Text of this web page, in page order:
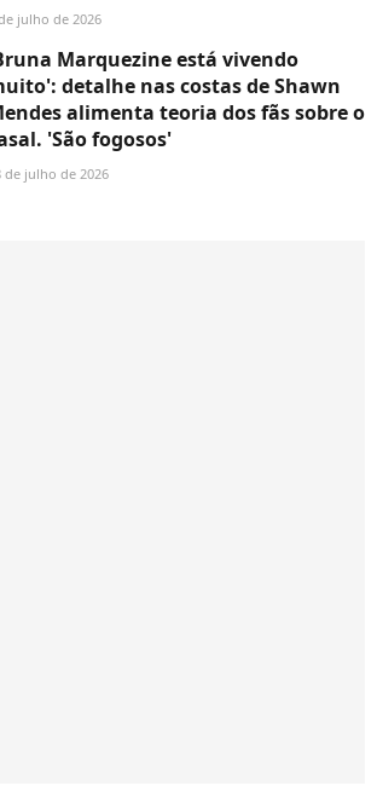
julho de 2026
Marquezine está vivendo
detalhe nas costas de Shawn
alimenta teoria dos fãs sobre o
'São fogosos'
de julho de 2026